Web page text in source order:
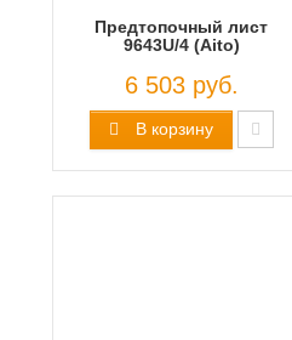
Предтопочный лист
9643U/4 (Aito)
6 503 руб.
В корзину